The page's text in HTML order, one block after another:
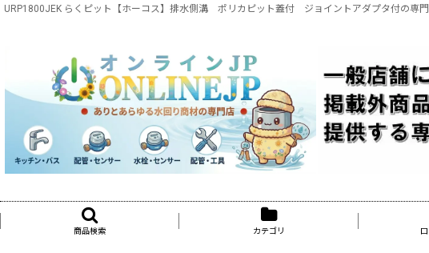
URP1800JEK らくピット【ホーコス】排水側溝 ポリカピット蓋付 ジョイントアダプタ付の専
商品検索 カテゴリ